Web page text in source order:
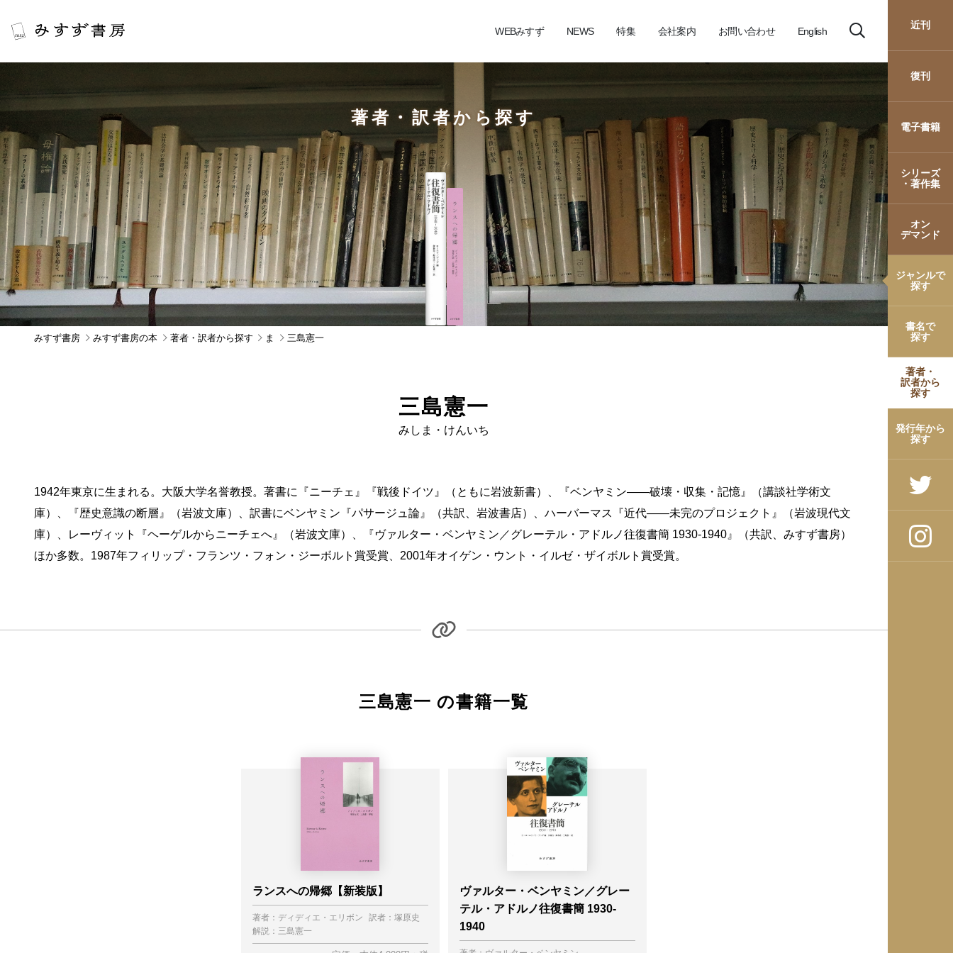
WEBみすず NEWS 特集 会社案内 お問い合わせ English
近刊
復刊
電子書籍
シリーズ
・著作集
オン
デマンド
ジャンルで
探す
書名で
探す
著者・
訳者から
探す
発行年から
探す
著者・訳者から探す
みすず書房 みすず書房の本 著者・訳者から探す ま 三島憲一
三島憲一
みしま・けんいち
1942年東京に生まれる。大阪大学名誉教授。著書に『ニーチェ』『戦後ドイツ』（ともに岩波新書）、『ベンヤミン——破壊・収集・記憶』（講談社学術文
庫）、『歴史意識の断層』（岩波文庫）、訳書にベンヤミン『パサージュ論』（共訳、岩波書店）、ハーバーマス『近代——未完のプロジェクト』（岩波現代文
庫）、レーヴィット『ヘーゲルからニーチェへ』（岩波文庫）、『ヴァルター・ベンヤミン／グレーテル・アドルノ往復書簡 1930-1940』（共訳、みすず書房）
ほか多数。1987年フィリップ・フランツ・フォン・ジーボルト賞受賞、2001年オイゲン・ウント・イルゼ・ザイボルト賞受賞。
三島憲一 の書籍一覧
ランスへの帰郷【新装版】
著者： ディディエ・エリボン 訳者： 塚原史
解説： 三島憲一
ヴァルター・ベンヤミン／グレー
テル・アドルノ往復書簡 1930-
1940